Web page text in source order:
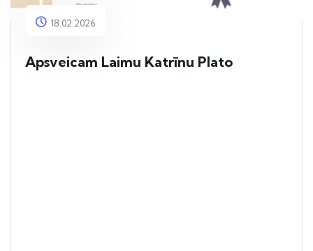
18.02.2026
Apsveicam Laimu Katrīnu Plato